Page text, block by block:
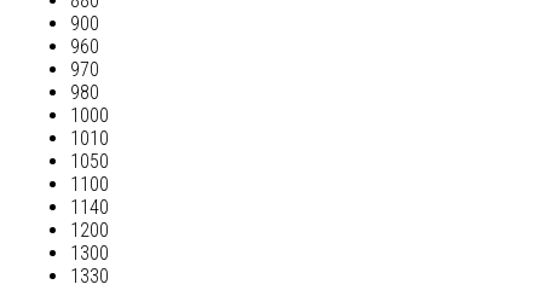
900
960
970
980
1000
1010
1050
1100
1140
1200
1300
1330